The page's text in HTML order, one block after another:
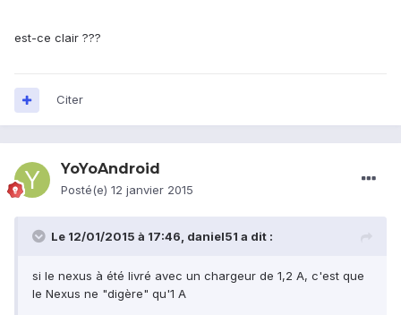
est-ce clair ???
Citer
YoYoAndroid
Posté(e) 12 janvier 2015
Le 12/01/2015 à 17:46, daniel51 a dit :
si le nexus à été livré avec un chargeur de 1,2 A, c'est que
le Nexus ne "digère" qu'1 A